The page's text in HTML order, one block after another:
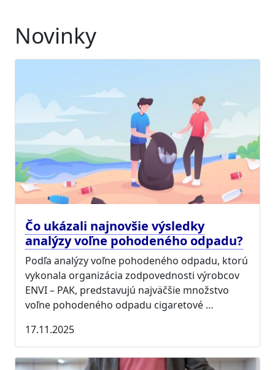
Novinky
Čo ukázali najnovšie výsledky
analýzy voľne pohodeného odpadu?
Podľa analýzy voľne pohodeného odpadu, ktorú
vykonala organizácia zodpovednosti výrobcov
ENVI – PAK, predstavujú najväčšie množstvo
voľne pohodeného odpadu cigaretové …
17.11.2025